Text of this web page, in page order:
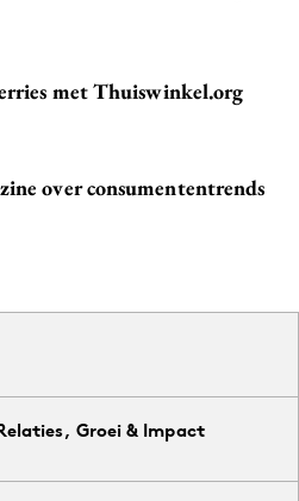
met Thuiswinkel.org
over consumententrends
Groei & Impact